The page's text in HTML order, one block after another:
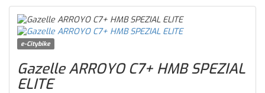
e-Citybike
Gazelle ARROYO C7+ HMB SPEZIAL
ELITE